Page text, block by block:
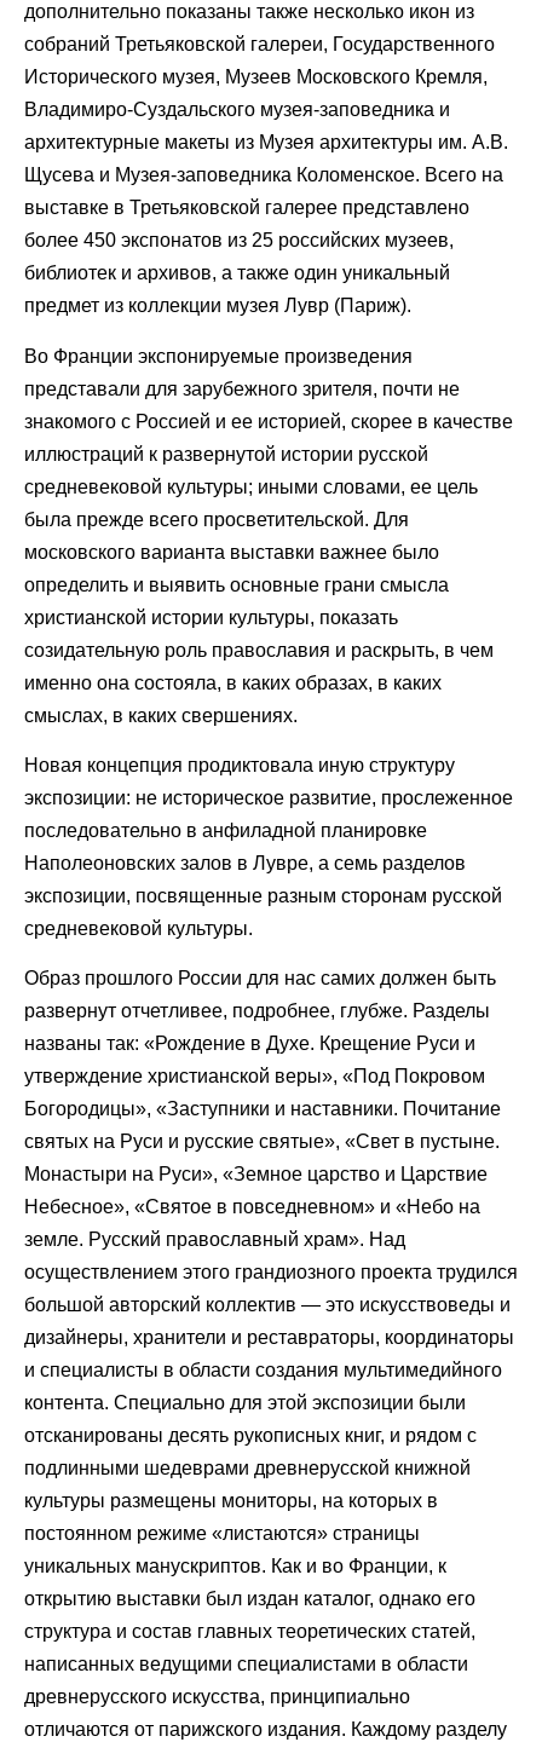
дополнительно показаны также несколько икон из
собраний Третьяковской галереи, Государственного
Исторического музея, Музеев Московского Кремля,
Владимиро-Суздальского музея-заповедника и
архитектурные макеты из Музея архитектуры им. А.В.
Щусева и Музея-заповедника Коломенское. Всего на
выставке в Третьяковской галерее представлено
более 450 экспонатов из 25 российских музеев,
библиотек и архивов, а также один уникальный
предмет из коллекции музея Лувр (Париж).
Во Франции экспонируемые произведения
представали для зарубежного зрителя, почти не
знакомого с Россией и ее историей, скорее в качестве
иллюстраций к развернутой истории русской
средневековой культуры; иными словами, ее цель
была прежде всего просветительской. Для
московского варианта выставки важнее было
определить и выявить основные грани смысла
христианской истории культуры, показать
созидательную роль православия и раскрыть, в чем
именно она состояла, в каких образах, в каких
смыслах, в каких свершениях.
Новая концепция продиктовала иную структуру
экспозиции: не историческое развитие, прослеженное
последовательно в анфиладной планировке
Наполеоновских залов в Лувре, а семь разделов
экспозиции, посвященные разным сторонам русской
средневековой культуры.
Образ прошлого России для нас самих должен быть
развернут отчетливее, подробнее, глубже. Разделы
названы так: «Рождение в Духе. Крещение Руси и
утверждение христианской веры», «Под Покровом
Богородицы», «Заступники и наставники. Почитание
святых на Руси и русские святые», «Свет в пустыне.
Монастыри на Руси», «Земное царство и Царствие
Небесное», «Святое в повседневном» и «Небо на
земле. Русский православный храм». Над
осуществлением этого грандиозного проекта трудился
большой авторский коллектив — это искусствоведы и
дизайнеры, хранители и реставраторы, координаторы
и специалисты в области создания мультимедийного
контента. Специально для этой экспозиции были
отсканированы десять рукописных книг, и рядом с
подлинными шедеврами древнерусской книжной
культуры размещены мониторы, на которых в
постоянном режиме «листаются» страницы
уникальных манускриптов. Как и во Франции, к
открытию выставки был издан каталог, однако его
структура и состав главных теоретических статей,
написанных ведущими специалистами в области
древнерусского искусства, принципиально
отличаются от парижского издания. Каждому разделу